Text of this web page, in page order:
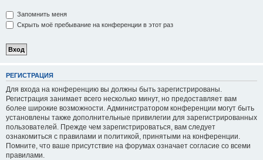
Запомнить меня
Скрыть моё пребывание на конференции в этот раз
РЕГИСТРАЦИЯ
Для входа на конференцию вы должны быть зарегистрированы.
Регистрация занимает всего несколько минут, но предоставляет вам
более широкие возможности. Администратором конференции могут быть
установлены также дополнительные привилегии для зарегистрированных
пользователей. Прежде чем зарегистрироваться, вам следует
ознакомиться с правилами и политикой, принятыми на конференции.
Помните, что ваше присутствие на форумах означает согласие со всеми
правилами.